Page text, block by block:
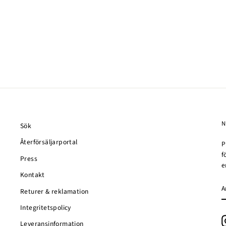
Sök
Återförsäljarportal
Press
Kontakt
Returer & reklamation
Integritetspolicy
Leveransinformation